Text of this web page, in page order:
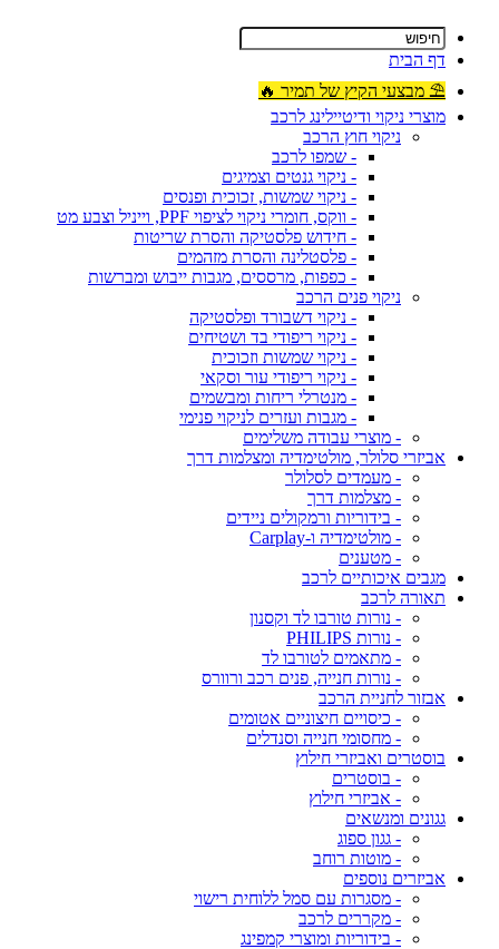
דף הבית
⛱ מבצעי הקיץ של תמיר 🔥
מוצרי ניקוי ודיטיילינג לרכב
ניקוי חוץ הרכב
- שמפו לרכב
- ניקוי גנטים וצמיגים
- ניקוי שמשות, זכוכית ופנסים
- ווקס, חומרי ניקוי לציפוי PPF, וייניל וצבע מט
- חידוש פלסטיקה והסרת שריטות
- פלסטלינה והסרת מזהמים
- כפפות, מרססים, מגבות ייבוש ומברשות
ניקוי פנים הרכב
- ניקוי דשבורד ופלסטיקה
- ניקוי ריפודי בד ושטיחים
- ניקוי שמשות וזכוכית
- ניקוי ריפודי עור וסקאי
- מנטרלי ריחות ומבשמים
- מגבות ועזרים לניקוי פנימי
- מוצרי עבודה משלימים
אביזרי סלולר, מולטימדיה ומצלמות דרך
- מעמדים לסלולר
- מצלמות דרך
- בידוריות ורמקולים ניידים
- מולטימדיה ו-Carplay
- מטענים
מגבים איכותיים לרכב
תאורה לרכב
- נורות טורבו לד וקסנון
- נורות PHILIPS
- מתאמים לטורבו לד
- נורות חנייה, פנים רכב ורוורס
אבזור לחניית הרכב
- כיסויים חיצוניים אטומים
- מחסומי חנייה וסנדלים
בוסטרים ואביזרי חילוץ
- בוסטרים
- אביזרי חילוץ
גגונים ומנשאים
- גגון ספוג
- מוטות רוחב
אביזרים נוספים
- מסגרות עם סמל ללוחית רישוי
- מקררים לרכב
- בידוריות ומוצרי קמפינג